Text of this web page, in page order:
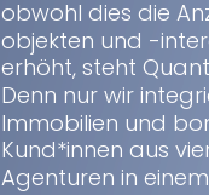
obwohl dies die
objekten und -
erhöht, steht
Denn nur wir
Immobilien und
Kund*innen aus
Agenturen in